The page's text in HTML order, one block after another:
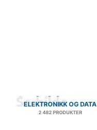
ELEKTRONIKK OG DATA
2 482 PRODUKTER